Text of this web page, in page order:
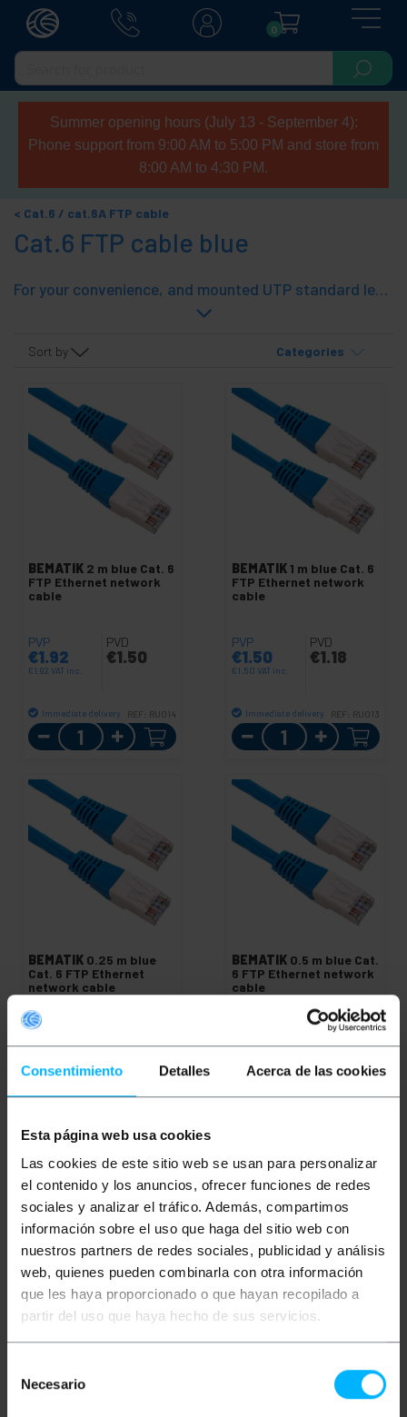
Consentimiento Detalles Acerca de las cookies
Esta página web usa cookies
Las cookies de este sitio web se usan para personalizar
el contenido y los anuncios, ofrecer funciones de redes
sociales y analizar el tráfico. Además, compartimos
información sobre el uso que haga del sitio web con
nuestros partners de redes sociales, publicidad y análisis
web, quienes pueden combinarla con otra información
que les haya proporcionado o que hayan recopilado a
partir del uso que haya hecho de sus servicios.
Necesario
0
Summer opening hours (July 13 - September 4):
Phone support from 9:00 AM to 5:00 PM and store from
8:00 AM to 4:30 PM.
Cat.6 / cat.6A FTP cable
Cat.6 FTP cable blue
For your convenience, and mounted UTP standard lengths (from 25 cm. 20 meters). With rubber on both ends. A quick and effective solution. Cables and connectors blue.
Sort by Categories
BEMATIK 2 m blue Cat. 6
FTP Ethernet network
cable
PVP
€1.92
€1.92 VAT inc.
PVD
€1.50
Immediate delivery REF: RU014
Quantity
BEMATIK 1 m blue Cat. 6
FTP Ethernet network
cable
PVP
€1.50
€1.50 VAT inc.
PVD
€1.18
Immediate delivery REF: RU013
Quantity
BEMATIK 0.25 m blue
Cat. 6 FTP Ethernet
network cable
PVP
€1.12 €0.88
BEMATIK 0.5 m blue Cat.
6 FTP Ethernet network
cable
€1.34
PVD
€1.05
cable
cable PCF6-10CC-2000-